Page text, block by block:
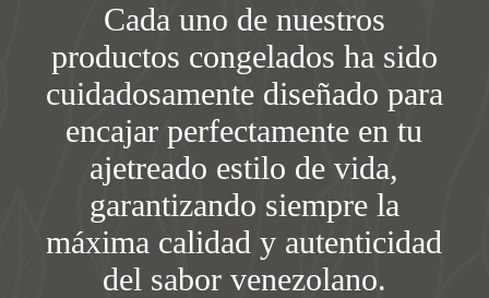
Cada uno de nuestros
productos congelados ha sido
cuidadosamente diseñado para
encajar perfectamente en tu
ajetreado estilo de vida,
garantizando siempre la
máxima calidad y autenticidad
del sabor venezolano.